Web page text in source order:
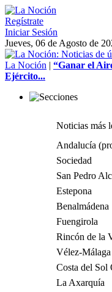
Regístrate
Iniciar Sesión
Jueves, 06 de Agosto de
La Noción | “Ganar el
Ejército...
Noticias más
Andalucía
Sociedad
San Pedro
Estepona
Benalmádena
Fuengirola
Rincón de la
Vélez-Málaga
Costa del Sol
La Axarquía